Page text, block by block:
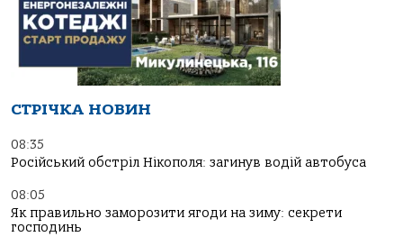
СТРІЧКА НОВИН
08:35
Російський обстріл Нікополя: загинув водій автобуса
08:05
Як правильно заморозити ягоди на зиму: секрети
господинь